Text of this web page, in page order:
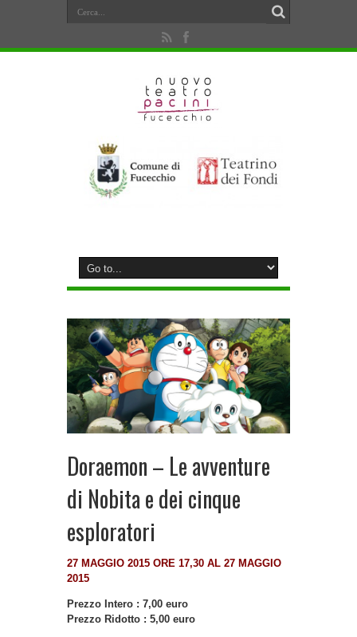
Doraemon – Le avventure
di Nobita e dei cinque
esploratori
27 MAGGIO 2015 ORE 17,30 AL 27 MAGGIO
2015
Prezzo Intero : 7,00 euro
Prezzo Ridotto : 5,00 euro